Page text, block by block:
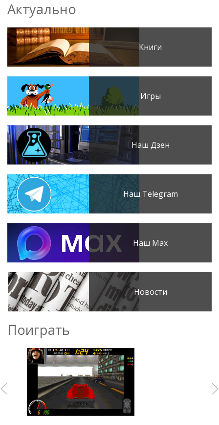
Актуально
Книги
Игры
Наш Дзен
Наш Telegram
Наш Max
Новости
Поиграть